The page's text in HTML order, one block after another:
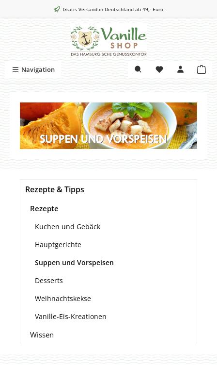
Zum Hauptinhalt springenGratis Versand in Deutschland ab 49,- Euro
Navigation
Rezepte & Tipps
Rezepte
Kuchen und Gebäck
Hauptgerichte
Suppen und Vorspeisen
Desserts
Weihnachtskekse
Vanille-Eis-Kreationen
Wissen